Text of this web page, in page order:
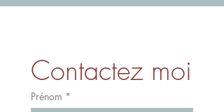
Contactez moi
Prénom *